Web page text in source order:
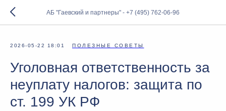
АБ "Гаевский и партнеры" - +7 (495) 762-06-96
2026-05-22 18:01 ПОЛЕЗНЫЕ СОВЕТЫ
Уголовная ответственность за
неуплату налогов: защита по
ст. 199 УК РФ